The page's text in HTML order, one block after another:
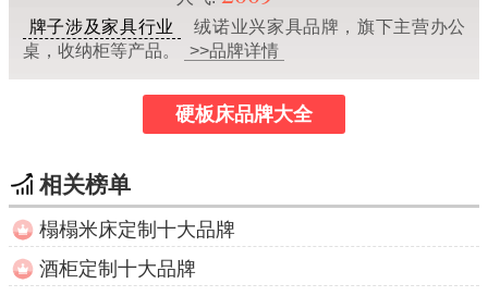
牌子涉及家具行业
绒诺业兴家具品牌，旗下主营办公
桌，收纳柜等产品。
>>品牌详情
硬板床品牌大全
相关榜单
榻榻米床定制十大品牌
酒柜定制十大品牌